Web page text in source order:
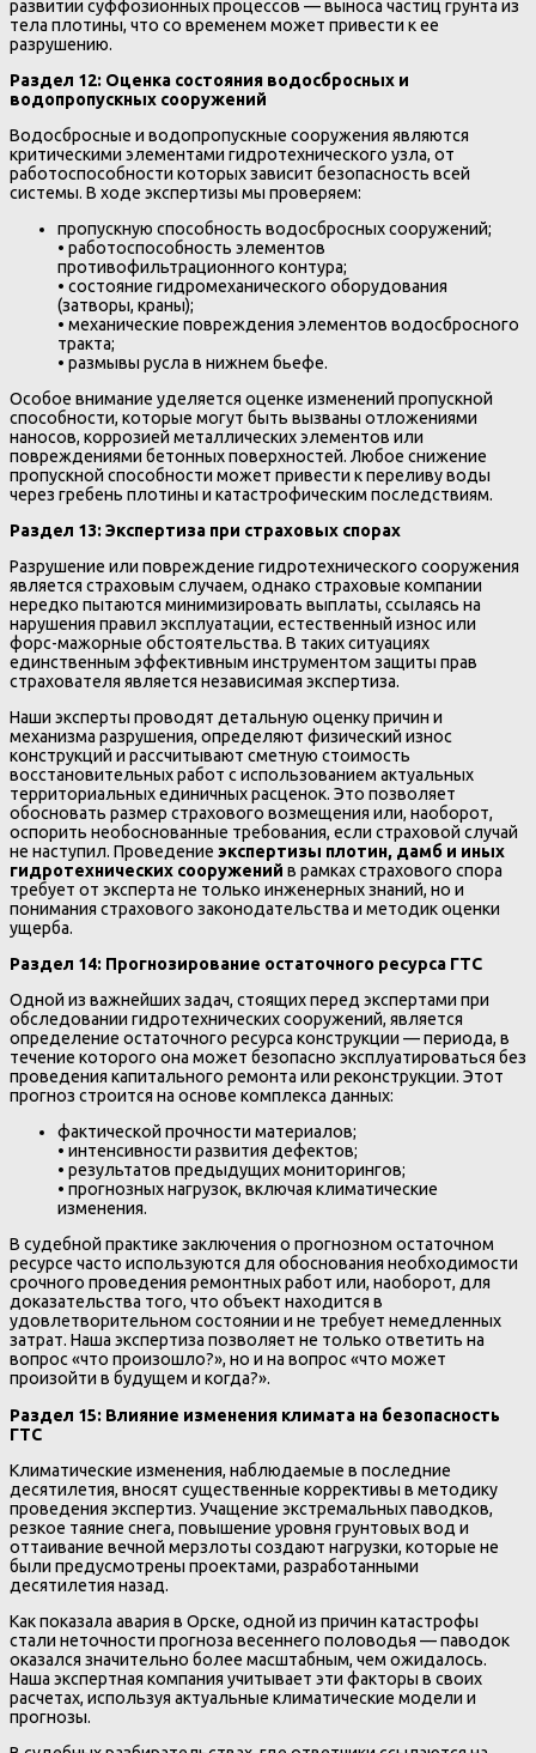
развитии суффозионных процессов — выноса частиц грунта из
тела плотины, что со временем может привести к ее
разрушению.
Раздел 12: Оценка состояния водосбросных и
водопропускных сооружений
Водосбросные и водопропускные сооружения являются
критическими элементами гидротехнического узла, от
работоспособности которых зависит безопасность всей
системы. В ходе экспертизы мы проверяем:
пропускную способность водосбросных сооружений;
• работоспособность элементов
противофильтрационного контура;
• состояние гидромеханического оборудования
(затворы, краны);
• механические повреждения элементов водосбросного
тракта;
• размывы русла в нижнем бьефе.
Особое внимание уделяется оценке изменений пропускной
способности, которые могут быть вызваны отложениями
наносов, коррозией металлических элементов или
повреждениями бетонных поверхностей. Любое снижение
пропускной способности может привести к переливу воды
через гребень плотины и катастрофическим последствиям.
Раздел 13: Экспертиза при страховых спорах
Разрушение или повреждение гидротехнического сооружения
является страховым случаем, однако страховые компании
нередко пытаются минимизировать выплаты, ссылаясь на
нарушения правил эксплуатации, естественный износ или
форс-мажорные обстоятельства. В таких ситуациях
единственным эффективным инструментом защиты прав
страхователя является независимая экспертиза.
Наши эксперты проводят детальную оценку причин и
механизма разрушения, определяют физический износ
конструкций и рассчитывают сметную стоимость
восстановительных работ с использованием актуальных
территориальных единичных расценок. Это позволяет
обосновать размер страхового возмещения или, наоборот,
оспорить необоснованные требования, если страховой случай
не наступил. Проведение экспертизы плотин, дамб и иных
гидротехнических сооружений в рамках страхового спора
требует от эксперта не только инженерных знаний, но и
понимания страхового законодательства и методик оценки
ущерба.
Раздел 14: Прогнозирование остаточного ресурса ГТС
Одной из важнейших задач, стоящих перед экспертами при
обследовании гидротехнических сооружений, является
определение остаточного ресурса конструкции — периода, в
течение которого она может безопасно эксплуатироваться без
проведения капитального ремонта или реконструкции. Этот
прогноз строится на основе комплекса данных:
фактической прочности материалов;
• интенсивности развития дефектов;
• результатов предыдущих мониторингов;
• прогнозных нагрузок, включая климатические
изменения.
В судебной практике заключения о прогнозном остаточном
ресурсе часто используются для обоснования необходимости
срочного проведения ремонтных работ или, наоборот, для
доказательства того, что объект находится в
удовлетворительном состоянии и не требует немедленных
затрат. Наша экспертиза позволяет не только ответить на
вопрос «что произошло?», но и на вопрос «что может
произойти в будущем и когда?».
Раздел 15: Влияние изменения климата на безопасность
ГТС
Климатические изменения, наблюдаемые в последние
десятилетия, вносят существенные коррективы в методику
проведения экспертиз. Учащение экстремальных паводков,
резкое таяние снега, повышение уровня грунтовых вод и
оттаивание вечной мерзлоты создают нагрузки, которые не
были предусмотрены проектами, разработанными
десятилетия назад.
Как показала авария в Орске, одной из причин катастрофы
стали неточности прогноза весеннего половодья — паводок
оказался значительно более масштабным, чем ожидалось.
Наша экспертная компания учитывает эти факторы в своих
расчетах, используя актуальные климатические модели и
прогнозы.